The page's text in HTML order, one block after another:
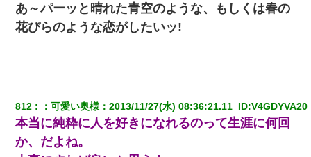
見合いにて。嫁「はじめまして」俺「失礼ですが○○さんご本人で
すか？」
【復讐】義兄嫁「生活費、足りない分を貸してほしい」私「貸す
わけないでしょｗｗｗｗ」→ 理由を話したら泣き出して・・私
（あまりにも希望通り）
あ～パーッと晴れた青空のような、もしくは春の
花びらのような恋がしたいッ!
812 ：可愛い奥様 ：2013/11/27(水) 08:36:21.11 ID:V4GDYVA20
本当に純粋に人を好きになれるのって生涯に何回
か、だよね。